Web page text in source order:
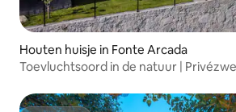
Houten huisje in Fonte Arcada
Toevluchtsoord in de natuur |